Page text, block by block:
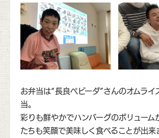
お弁当は“長良ベビーダ”さんのオムライ
当。
彩りも鮮やかでハンバーグのボリューム
たちも笑顔で美味しく食べることが出来